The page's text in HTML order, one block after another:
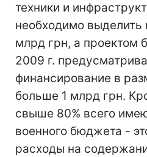
техники и
необходимо
млрд грн, а проектом
2009 г.
финансирование в
больше 1 млрд грн.
свыше 80% всего
военного бюджета -
расходы на